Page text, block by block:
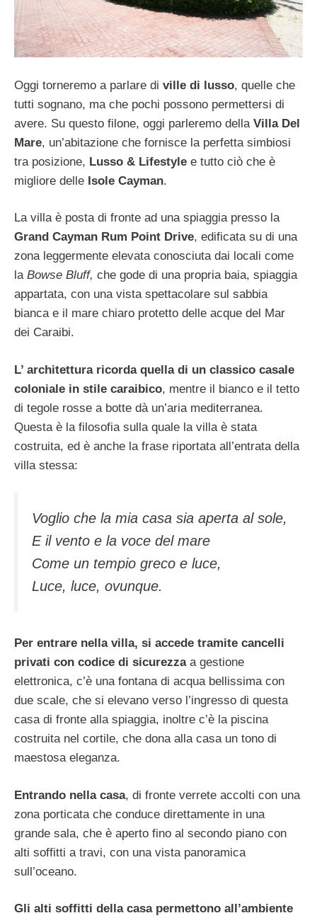
Oggi torneremo a parlare di ville di lusso, quelle che
tutti sognano, ma che pochi possono permettersi di
avere. Su questo filone, oggi parleremo della Villa Del
Mare, un’abitazione che fornisce la perfetta simbiosi
tra posizione, Lusso & Lifestyle e tutto ciò che è
migliore delle Isole Cayman.
La villa è posta di fronte ad una spiaggia presso la
Grand Cayman Rum Point Drive, edificata su di una
zona leggermente elevata conosciuta dai locali come
la Bowse Bluff, che gode di una propria baia, spiaggia
appartata, con una vista spettacolare sul sabbia
bianca e il mare chiaro protetto delle acque del Mar
dei Caraibi.
L’ architettura ricorda quella di un classico casale
coloniale in stile caraibico, mentre il bianco e il tetto
di tegole rosse a botte dà un’aria mediterranea.
Questa è la filosofia sulla quale la villa è stata
costruita, ed è anche la frase riportata all’entrata della
villa stessa:
Voglio che la mia casa sia aperta al sole,
E il vento e la voce del mare
Come un tempio greco e luce,
Luce, luce, ovunque.
Per entrare nella villa, si accede tramite cancelli
privati con codice di sicurezzaa gestione
elettronica, c’è una fontana di acqua bellissima con
due scale, che si elevano verso l’ingresso di questa
casa di fronte alla spiaggia, inoltre c’è la piscina
costruita nel cortile, che dona alla casa un tono di
maestosa eleganza.
Entrando nella casa, di fronte verrete accolti con una
zona porticata che conduce direttamente in una
grande sala, che è aperto fino al secondo piano con
alti soffitti a travi, con una vista panoramica
sull’oceano.
Gli alti soffitti della casa permettono all’ambiente